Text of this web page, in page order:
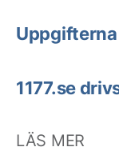
1177.se
LÄS MER